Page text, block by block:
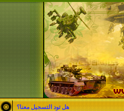
هل تود التسجيل معنا؟